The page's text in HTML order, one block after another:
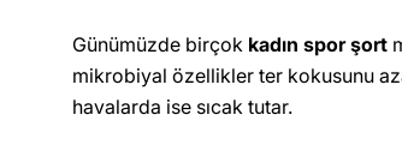
Günümüzde birçok kadın spor şort
mikrobiyal özellikler ter kokusunu
havalarda ise sıcak tutar.